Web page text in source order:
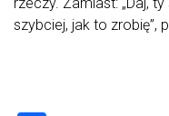
szybciej, jak to zrobię”,